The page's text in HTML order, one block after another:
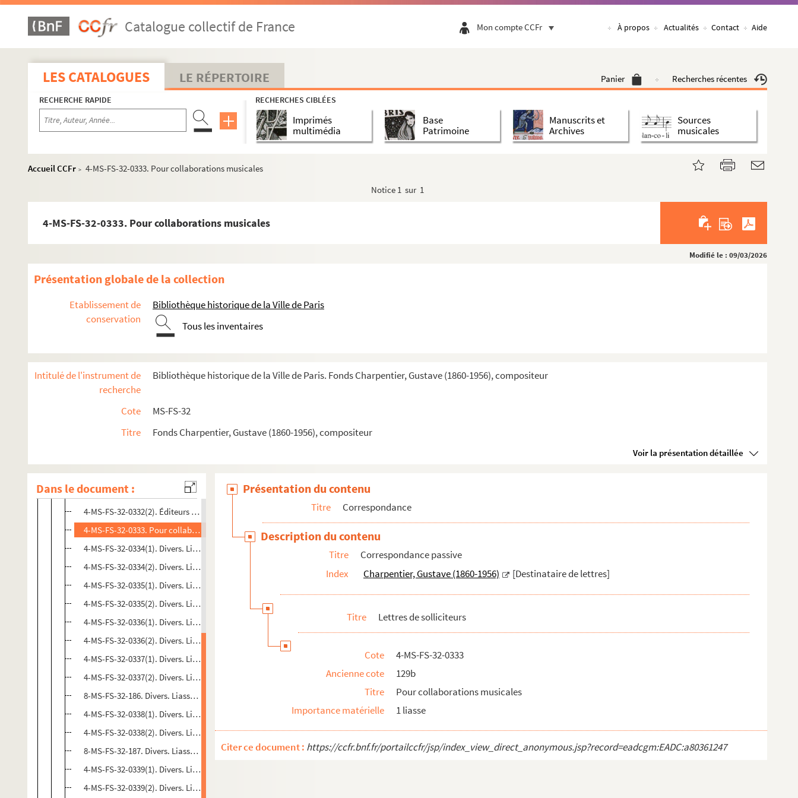
Catalogue collectif de France Mon compte CCFr À propos Actualités Contact Aide
LES CATALOGUES LE RÉPERTOIRE Panier Recherches récentes
RECHERCHE RAPIDE RECHERCHES CIBLÉES
Imprimés
multimédia
Base
Patrimoine
Manuscrits et
Archives
Sources
musicales
Accueil CCFr > 4-MS-FS-32-0333. Pour collaborations musicales
Notice 1 sur 1
4-MS-FS-32-0333. Pour collaborations musicales
Modifié le : 09/03/2026
Présentation globale de la collection
Etablissement de
conservation
Bibliothèque historique de la Ville de Paris
Tous les inventaires
Intitulé de l'instrument de
recherche
Bibliothèque historique de la Ville de Paris. Fonds Charpentier, Gustave (1860-1956), compositeur
Cote
MS-FS-32
Titre
Fonds Charpentier, Gustave (1860-1956), compositeur
Voir la présentation détaillée
Dans le document :
Oeuvres de Gustave Charpentier
Correspondance active
Correspondance passive
Lettres autographes de littérateurs et artistes
Lettres autographes d'hommes politiques, souverains, etc.
Lettres de solliciteurs
4-MS-FS-32-0332(1). Pour l'exécution et l'édition de ses oeuvres
4-MS-FS-32-0332(2). Éditeurs allemands et étrangers. Propositions à Gustave Charpentier pour l'édition de ses oeuvres
4-MS-FS-32-0333. Pour collaborations musicales
4-MS-FS-32-0334(1). Divers. Liasse n° 1
4-MS-FS-32-0334(2). Divers. Liasse n° 2
4-MS-FS-32-0335(1). Divers. Liasse n° 3
4-MS-FS-32-0335(2). Divers. Liasse n° 4
4-MS-FS-32-0336(1). Divers. Liasse n° 5
4-MS-FS-32-0336(2). Divers. Liasse n° 6
4-MS-FS-32-0337(1). Divers. Liasse n° 7
4-MS-FS-32-0337(2). Divers. Liasse n° 8
8-MS-FS-32-186. Divers. Liasse n° 9
4-MS-FS-32-0338(1). Divers. Liasse n° 10
4-MS-FS-32-0338(2). Divers. Liasse n° 11
8-MS-FS-32-187. Divers. Liasse n° 12
4-MS-FS-32-0339(1). Divers. Liasse n° 13
4-MS-FS-32-0339(2). Divers. Liasse n° 14
Présentation du contenu
Titre Correspondance
Description du contenu
Titre
Correspondance passive
Index
Charpentier, Gustave (1860-1956) [Destinataire de lettres]
Titre Lettres de solliciteurs
Cote
4-MS-FS-32-0333
Ancienne cote
129b
Titre
Pour collaborations musicales
Importance matérielle
1 liasse
Citer ce document : https://ccfr.bnf.fr/portailccfr/jsp/index_view_direct_anonymous.jsp?record=eadcgm:EADC:a80361247